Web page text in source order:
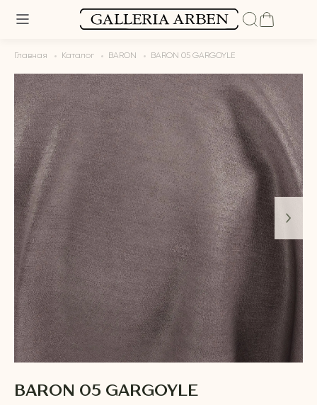
Главная Каталог BARON BARON 05 GARGOYLE
BARON 05 GARGOYLE